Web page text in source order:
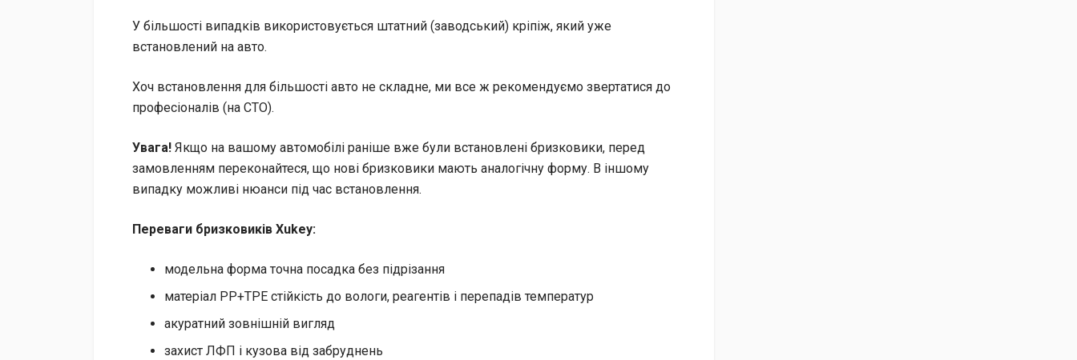
У більшості випадків використовується штатний (заводський) кріпіж, який уже
встановлений на авто.
Хоч встановлення для більшості авто не складне, ми все ж рекомендуємо звертатися до
професіоналів (на СТО).
Увага! Якщо на вашому автомобілі раніше вже були встановлені бризковики, перед
замовленням переконайтеся, що нові бризковики мають аналогічну форму. В іншому
випадку можливі нюанси під час встановлення.
Переваги бризковиків Xukey:
модельна форма точна посадка без підрізання
матеріал PP+TPE стійкість до вологи, реагентів і перепадів температур
акуратний зовнішній вигляд
захист ЛФП і кузова від забруднень